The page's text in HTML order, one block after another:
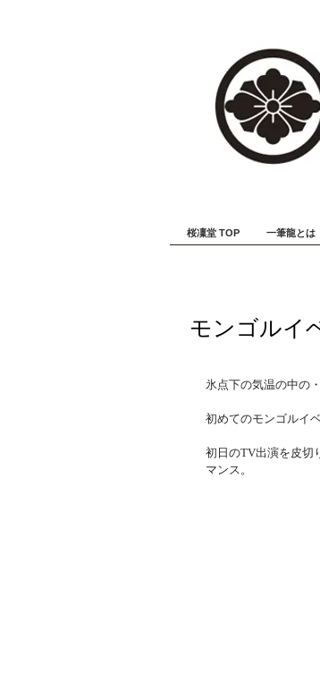
桜凜堂 TOP 一筆龍とは
モンゴルイ
氷点下の気温の中の・
初めてのモンゴルイ
初日のTV出演を皮切
マンス。